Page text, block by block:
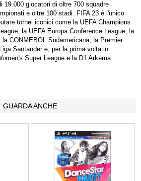
19.000 giocatori di oltre 700 squadre
e oltre 100 stadi. FIFA 23 è l'unico
tornei iconici come la UEFA Champions
la UEFA Europa Conference League, la
CONMEBOL Sudamericana, la Premier
Santander e, per la prima volta in
Super League e la D1 Arkema
GUARDA ANCHE